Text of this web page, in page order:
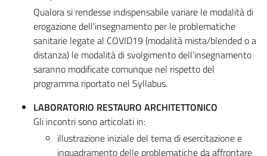
Qualora si rendesse indispensabile variare le modalità di
erogazione dell'insegnamento per le problematiche
sanitarie legate al COVID19 (modalità mista/blended o a
distanza) le modalità di svolgimento dell’insegnamento
saranno modificate comunque nel rispetto del
programma riportato nel Syllabus.
LABORATORIO RESTAURO ARCHITETTONICO
Gli incontri sono articolati in:
illustrazione iniziale del tema di esercitazione e
inquadramento delle problematiche da affrontare